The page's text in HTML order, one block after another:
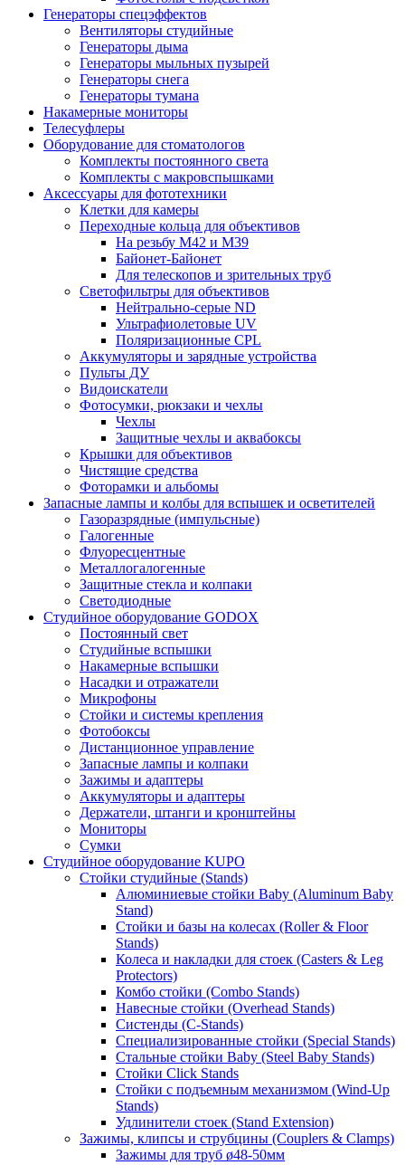
Генераторы спецэффектов
Вентиляторы студийные
Генераторы дыма
Генераторы мыльных пузырей
Генераторы снега
Генераторы тумана
Накамерные мониторы
Телесуфлеры
Оборудование для стоматологов
Комплекты постоянного света
Комплекты с макровспышками
Аксессуары для фототехники
Клетки для камеры
Переходные кольца для объективов
На резьбу М42 и М39
Байонет-Байонет
Для телескопов и зрительных труб
Светофильтры для объективов
Нейтрально-серые ND
Ультрафиолетовые UV
Поляризационные CPL
Аккумуляторы и зарядные устройства
Пульты ДУ
Видоискатели
Фотосумки, рюкзаки и чехлы
Чехлы
Защитные чехлы и аквабоксы
Крышки для объективов
Чистящие средства
Фоторамки и альбомы
Запасные лампы и колбы для вспышек и осветителей
Газоразрядные (импульсные)
Галогенные
Флуоресцентные
Металлогалогенные
Защитные стекла и колпаки
Светодиодные
Студийное оборудование GODOX
Постоянный свет
Студийные вспышки
Накамерные вспышки
Насадки и отражатели
Микрофоны
Стойки и системы крепления
Фотобоксы
Дистанционное управление
Запасные лампы и колпаки
Зажимы и адаптеры
Аккумуляторы и адаптеры
Держатели, штанги и кронштейны
Мониторы
Сумки
Студийное оборудование KUPO
Стойки студийные (Stands)
Алюминиевые стойки Baby (Aluminum Baby
Stand)
Стойки и базы на колесах (Roller & Floor
Stands)
Колеса и накладки для стоек (Casters & Leg
Protectors)
Комбо стойки (Combo Stands)
Навесные стойки (Overhead Stands)
Систенды (C-Stands)
Специализированные стойки (Special Stands)
Стальные стойки Baby (Steel Baby Stands)
Стойки Click Stands
Стойки с подъемным механизмом (Wind-Up
Stands)
Удлинители стоек (Stand Extension)
Зажимы, клипсы и струбцины (Couplers & Clamps)
Зажимы для труб ø48-50мм